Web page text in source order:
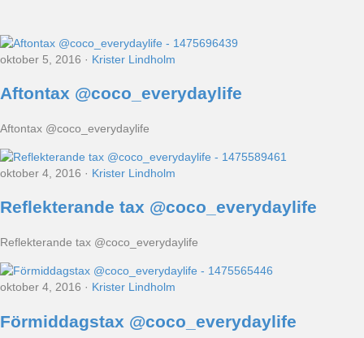
oktober 5, 2016 · Krister Lindholm
Aftontax @coco_everydaylife
Aftontax @coco_everydaylife
oktober 4, 2016 · Krister Lindholm
Reflekterande tax @coco_everydaylife
Reflekterande tax @coco_everydaylife
oktober 4, 2016 · Krister Lindholm
Förmiddagstax @coco_everydaylife